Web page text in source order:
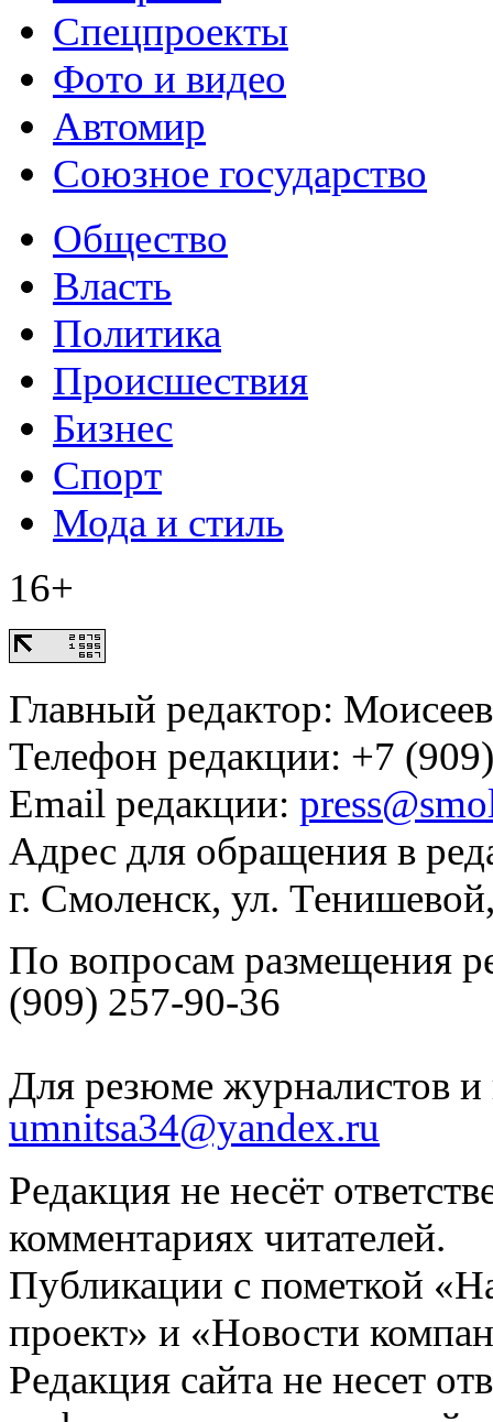
Спецпроекты
Фото и видео
Автомир
Союзное государство
Общество
Власть
Политика
Происшествия
Бизнес
Спорт
Мода и стиль
16+
Главный редактор:
Телефон редакции: +7
Email редакции:
Адрес для обращения в
г. Смоленск, ул.
По вопросам размещения
(909) 257-90-36
Для резюме журналистов и
umnitsa34@yandex.ru
Редакция не несёт
комментариях читателей.
Публикации с пометкой
проект» и «Новости
Редакция сайта не несет